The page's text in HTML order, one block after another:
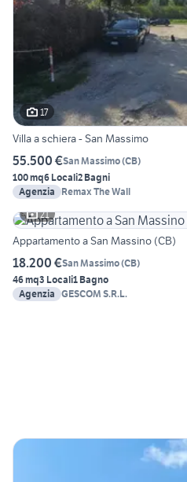
17
Villa a schiera - San Massimo
55.500 €San Massimo(CB)
100 mq6 Locali2 Bagni
Agenzia
Remax The Wall
21
Appartamento a San Massino (CB)
18.200 €San Massimo(CB)
46 mq3 Locali1 Bagno
Agenzia GESCOM S.R.L.